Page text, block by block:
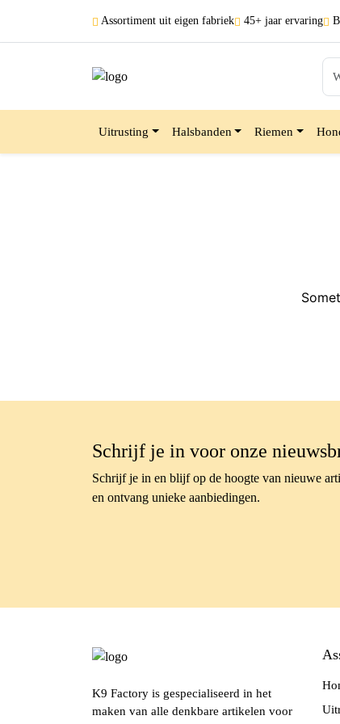
Assortiment uit eigen fabriek 45+ jaar ervaring
Uitrusting Halsbanden Riemen
Schrijf je in voor onze
Schrijf je in en blijf op de hoogte van nieuwe
en ontvang unieke aanbiedingen.
K9 Factory is gespecialiseerd in het
maken van alle denkbare artikelen voor